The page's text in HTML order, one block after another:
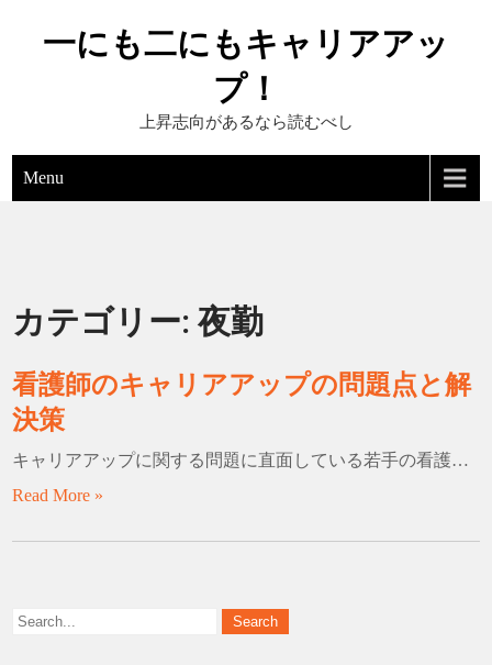
一にも二にもキャリアアッ
プ！
上昇志向があるなら読むべし
Menu
カテゴリー:夜勤
看護師のキャリアアップの問題点と解
決策
キャリアアップに関する問題に直面している若手の看護…
Read More »